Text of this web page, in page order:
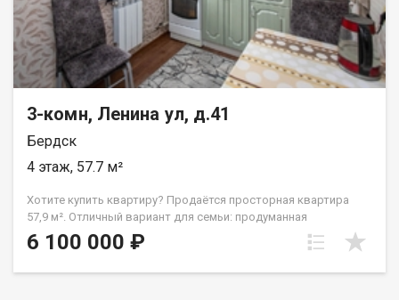
3-комн, Ленина ул, д.41
Бердск
4 этаж, 57.7 м²
Хотите купить квартиру? Продаётся просторная квартира
57,9 м². Отличный вариант для семьи: продуманная
планировка, детская площадка и центр города. Заезжайте и
живите! ? Планировка и ремонт: • Площадь: 57,9 кв.м. •
6 100 000 ₽